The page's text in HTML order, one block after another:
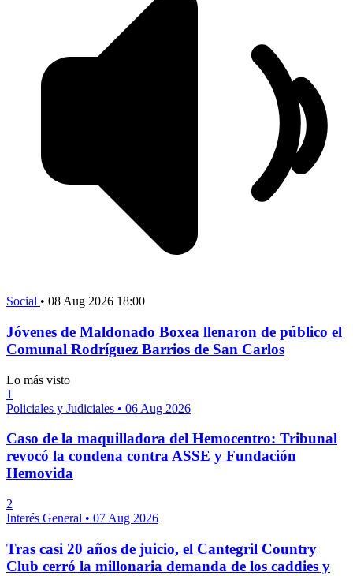
Social • 08 Aug 2026 18:00
Jóvenes de Maldonado Boxea llenaron de público el
Comunal Rodríguez Barrios de San Carlos
Lo más visto
1
Policiales y Judiciales • 06 Aug 2026
Caso de la maquilladora del Hemocentro: Tribunal
revocó la condena contra ASSE y Fundación
Hemovida
2
Interés General • 07 Aug 2026
Tras casi 20 años de juicio, el Cantegril Country
Club cerró la millonaria demanda de los caddies y